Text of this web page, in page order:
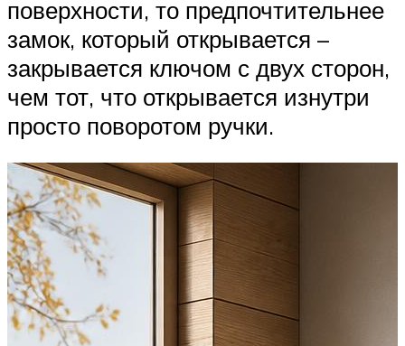
поверхности, то предпочтительнее
замок, который открывается –
закрывается ключом с двух сторон,
чем тот, что открывается изнутри
просто поворотом ручки.